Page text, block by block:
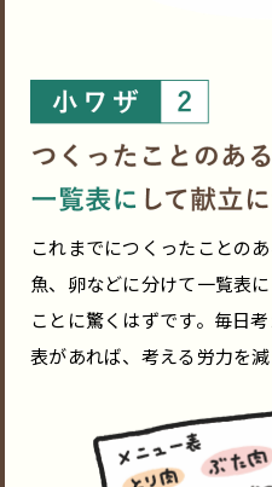
これまでにつくったことの
魚、卵などに分けて一覧表
ことに驚くはずです。毎日
表があれば、考える労力を減